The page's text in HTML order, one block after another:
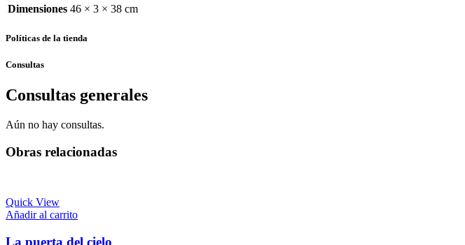
Dimensiones 46 × 3 × 38 cm
Políticas de la tienda
Consultas
Consultas generales
Aún no hay consultas.
Obras relacionadas
Quick View
Añadir al carrito
La puerta del cielo